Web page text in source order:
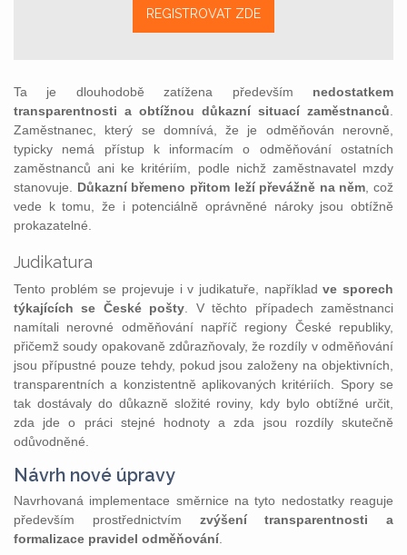
REGISTROVAT ZDE
Ta je dlouhodobě zatížena především nedostatkem
transparentnosti a obtížnou důkazní situací zaměstnanců
Zaměstnanec, který se domnívá, že je odměňován nerovně,
typicky nemá přístup k informacím o odměňování ostatních
zaměstnanců ani ke kritériím, podle nichž zaměstnavatel mzdy
stanovuje. Důkazní břemeno přitom leží převážně na něm , což
vede k tomu, že i potenciálně oprávněné nároky jsou obtížně
prokazatelné.
Judikatura
Tento problém se projevuje i v judikatuře, napříkladve sporech
týkajících se České pošty . V těchto případech zaměstnanci
namítali nerovné odměňování napříč regiony České republiky,
přičemž soudy opakovaně zdůrazňovaly, že rozdíly v odměňování
jsou přípustné pouze tehdy, pokud jsou založeny na objektivních,
transparentních a konzistentně aplikovaných kritériích. Spory se
tak dostávaly do důkazně složité roviny, kdy bylo obtížné určit,
zda jde o práci stejné hodnoty a zda jsou rozdíly skutečně
odůvodněné.
Návrh nové úpravy
Navrhovaná implementace směrnice na tyto nedostatky reaguje
především prostřednictvím zvýšení transparentnosti a
formalizace pravidel odměňování